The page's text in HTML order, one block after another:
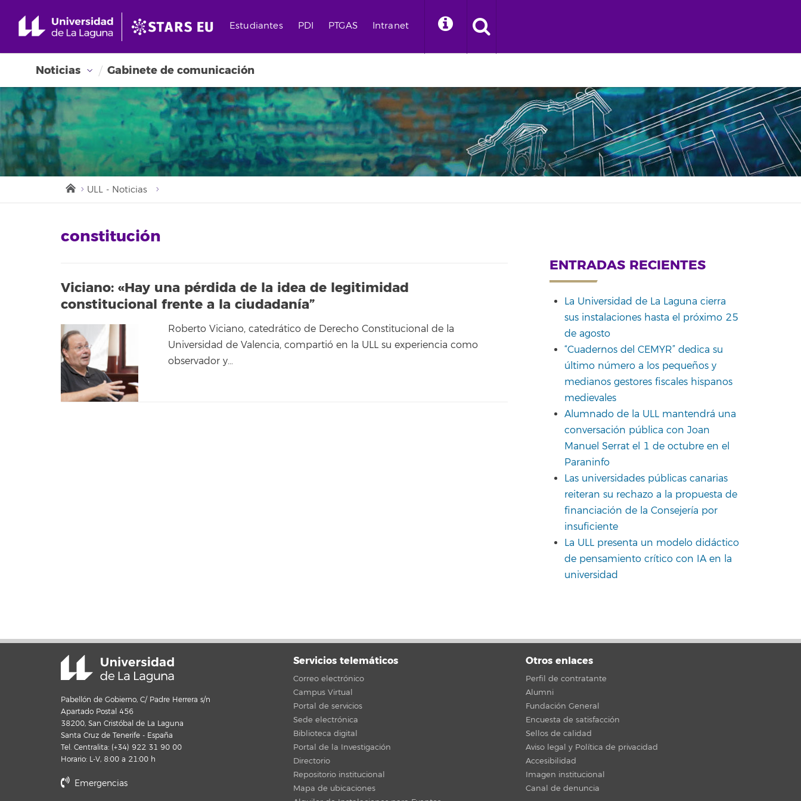
Estudiantes PDI PTGAS Intranet
Noticias Gabinete de comunicación
ULL - Noticias
constitución
Viciano: «Hay una pérdida de la idea de legitimidad
constitucional frente a la ciudadanía”
Roberto Viciano, catedrático de Derecho Constitucional de la
Universidad de Valencia, compartió en la ULL su experiencia como
observador y…
ENTRADAS RECIENTES
La Universidad de La Laguna cierra
sus instalaciones hasta el próximo 25
de agosto
“Cuadernos del CEMYR” dedica su
último número a los pequeños y
medianos gestores fiscales hispanos
medievales
Alumnado de la ULL mantendrá una
conversación pública con Joan
Manuel Serrat el 1 de octubre en el
Paraninfo
Las universidades públicas canarias
reiteran su rechazo a la propuesta de
financiación de la Consejería por
insuficiente
La ULL presenta un modelo didáctico
de pensamiento crítico con IA en la
universidad
Pabellón de Gobierno, C/ Padre Herrera s/n
Apartado Postal 456
38200, San Cristóbal de La Laguna
Santa Cruz de Tenerife - España
Tel. Centralita: (+34) 922 31 90 00
Horario: L-V, 8:00 a 21:00 h
Emergencias
Servicios telemáticos
Correo electrónico
Campus Virtual
Portal de servicios
Sede electrónica
Biblioteca digital
Portal de la Investigación
Directorio
Repositorio institucional
Mapa de ubicaciones
Otros enlaces
Perfil de contratante
Alumni
Fundación General
Encuesta de satisfacción
Sellos de calidad
Aviso legal y Política de privacidad
Accesibilidad
Imagen institucional
Canal de denuncia